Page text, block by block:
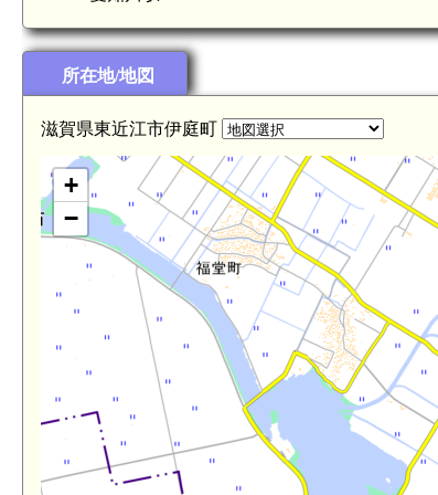
所在地/地図
滋賀県東近江市伊庭町
+
−